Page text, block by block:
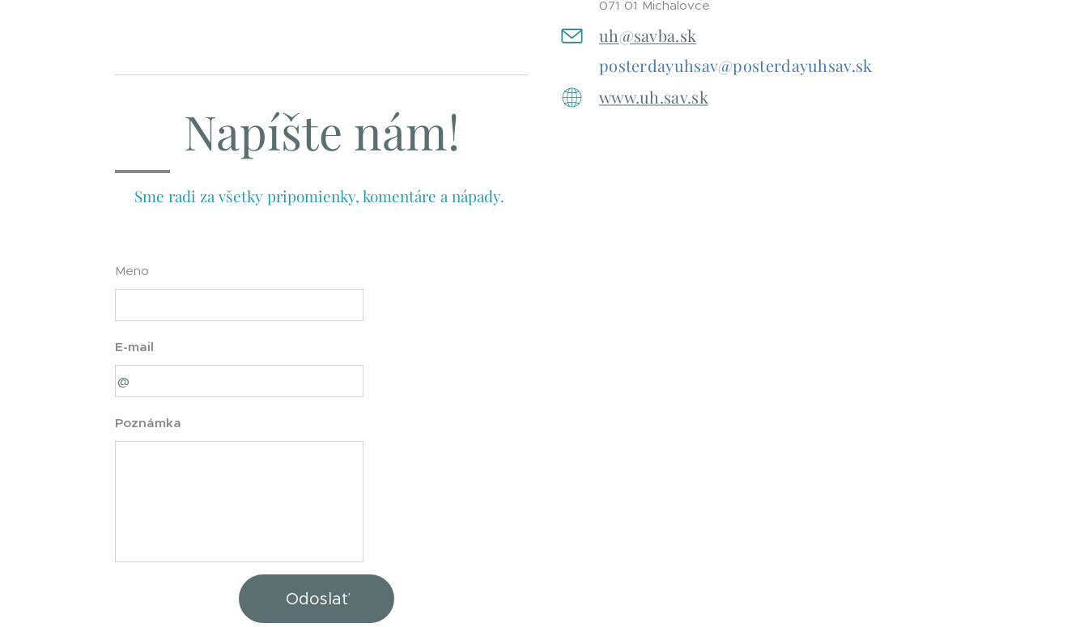
Napíšte nám!
Sme radi za všetky pripomienky, komentáre a nápady.
Meno
E-mail
Poznámka
Odoslať
071 01 Michalovce
uh@savba.sk
posterdayuhsav@posterdayuhsav.sk
www.uh.sav.sk